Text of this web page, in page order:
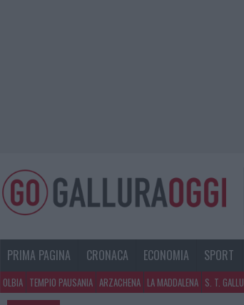
PRIMA PAGINA CRONACA ECONOMIA SPORT
OLBIA TEMPIO PAUSANIA ARZACHENA LA MADDALENA S. T.